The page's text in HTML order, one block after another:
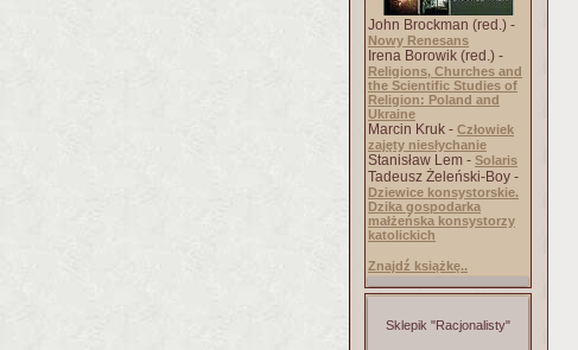
John Brockman (red.) -
Nowy Renesans
Irena Borowik (red.) -
Religions, Churches and
the Scientific Studies of
Religion: Poland and
Ukraine
Marcin Kruk - Człowiek
zajęty niesłychanie
Stanisław Lem - Solaris
Tadeusz Żeleński-Boy -
Dziewice konsystorskie.
Dzika gospodarka
małżeńska konsystorzy
katolickich
Znajdź książkę..
Sklepik "Racjonalisty"